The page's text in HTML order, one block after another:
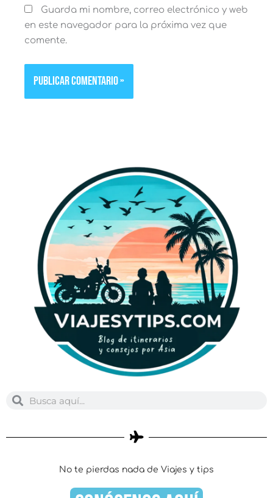
Guarda mi nombre, correo electrónico y web
en este navegador para la próxima vez que
comente.
BuscarBuscar
No te pierdas nada de Viajes y tips